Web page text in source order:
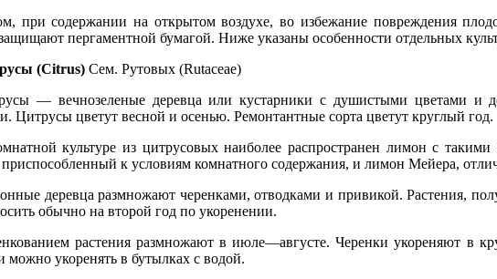
при содержании на открытом воздухе, во избежание повреждения
пергаментной бумагой. Ниже указаны особенности отдельных
(Citrus) Сем. Рутовых (Rutaceae)
— вечнозеленые деревца или кустарники с душистыми цветами и
Цитрусы цветут весной и осенью. Ремонтантные сорта цветут круглый год.
культуре из цитрусовых наиболее распространен лимон с
приспособленный к условиям комнатного содержания, и лимон Мейера,
деревца размножают черенками, отводками и привикой. Растения,
обычно на второй год по укоренении.
растения размножают в июле—августе. Черенки укореняют в
можно укоренять в бутылках с водой.